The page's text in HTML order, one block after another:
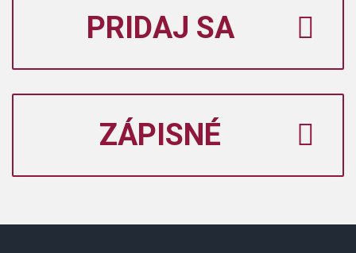
PRIDAJ SA
ZÁPISNÉ